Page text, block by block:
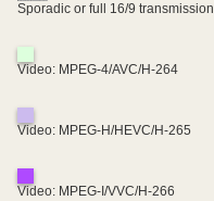
Sporadic or full 16/9 transmission
Video: MPEG-4/AVC/H-264
Video: MPEG-H/HEVC/H-265
Video: MPEG-I/VVC/H-266